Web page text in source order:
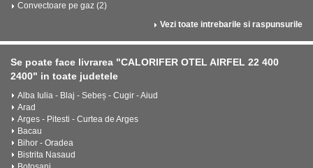
Convectoare pe gaz (2)
Vezi toate intrebarile si raspunsurile
Se poate face livrarea "CALORIFER OTEL AIRFEL 22 400
2400" in toate judetele
Alba Iulia - Blaj - Sebeș - Cugir - Aiud
Arad
Arges - Pitesti - Curtea de Arges
Bacau
Bihor - Oradea
Bistrita Nasaud